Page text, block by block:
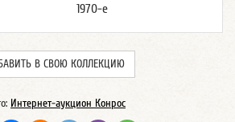
1970-е
В СВОЮ КОЛЛЕКЦИЮ
Интернет-аукцион Конрос